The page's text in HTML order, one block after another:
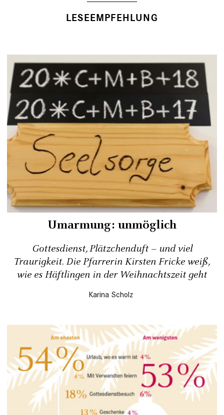
LESEEMPFEHLUNG
Umarmung: unmöglich
Gottesdienst, Plätzchenduft – und viel
Traurigkeit. Die Pfarrerin Kirsten Fricke weiß,
wie es Häftlingen in der Weihnachtszeit geht
Karina Scholz